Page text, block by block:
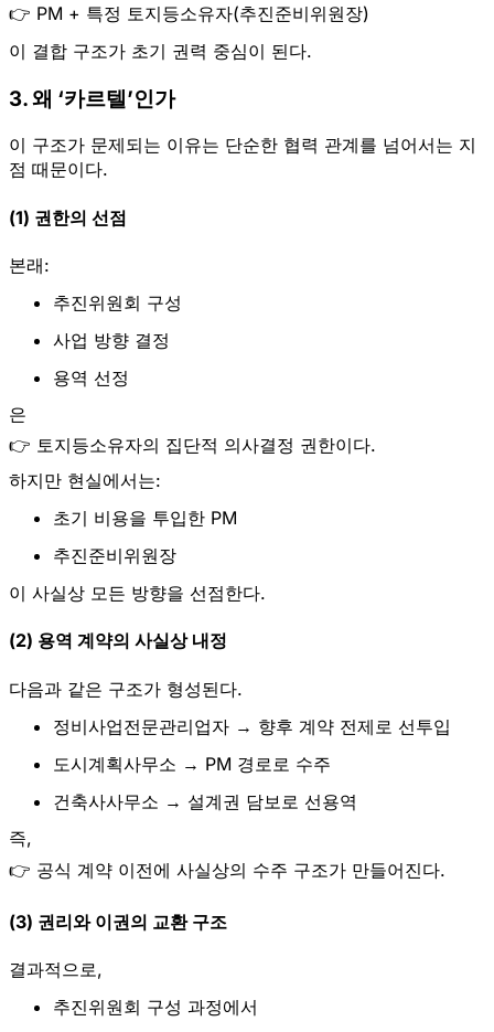
👉 PM + 특정 토지등소유자(추진준비위원장)
이 결합 구조가 초기 권력 중심이 된다.
3. 왜 ‘카르텔’인가
이 구조가 문제되는 이유는 단순한 협력 관계를 넘어서는 지
점 때문이다.
(1) 권한의 선점
본래:
추진위원회 구성
사업 방향 결정
용역 선정
은
👉 토지등소유자의 집단적 의사결정 권한이다.
하지만 현실에서는:
초기 비용을 투입한 PM
추진준비위원장
이 사실상 모든 방향을 선점한다.
(2) 용역 계약의 사실상 내정
다음과 같은 구조가 형성된다.
정비사업전문관리업자 → 향후 계약 전제로 선투입
도시계획사무소 → PM 경로로 수주
건축사사무소 → 설계권 담보로 선용역
즉,
👉 공식 계약 이전에 사실상의 수주 구조가 만들어진다.
(3) 권리와 이권의 교환 구조
결과적으로,
추진위원회 구성 과정에서